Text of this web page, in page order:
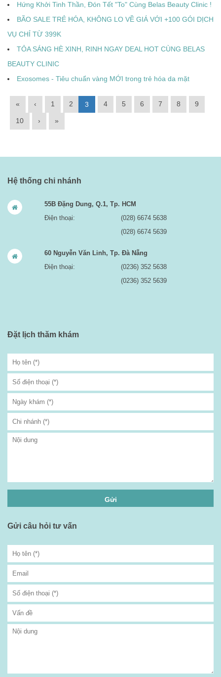
Hứng Khởi Tinh Thần, Đón Tết "To" Cùng Belas Beauty Clinic !
BÃO SALE TRẺ HÓA, KHÔNG LO VỀ GIÁ VỚI +100 GÓI DỊCH
VỤ CHỈ TỪ 399K
TỎA SÁNG HÈ XINH, RINH NGAY DEAL HOT CÙNG BELAS
BEAUTY CLINIC
Exosomes - Tiêu chuẩn vàng MỚI trong trẻ hóa da mặt
« ‹ 1 2 3 4 5 6 7 8 9
10 › »
Hệ thống chi nhánh
55B Đặng Dung, Q.1, Tp. HCM
Điện thoại:
(028) 6674 5638
(028) 6674 5639
60 Nguyễn Văn Linh, Tp. Đà Nẵng
Điện thoại:
(0236) 352 5638
(0236) 352 5639
Đặt lịch thăm khám
Gửi câu hỏi tư vấn